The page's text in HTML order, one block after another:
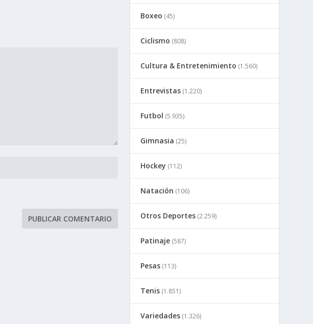
Boxeo (45)
Ciclismo (808)
Cultura & Entretenimiento (1.560)
Entrevistas (1.220)
Futbol (5.935)
Gimnasia (25)
Hockey (112)
Natación (106)
Otros Deportes (2.259)
Patinaje (587)
Pesas (113)
Tenis (1.851)
Variedades (1.326)